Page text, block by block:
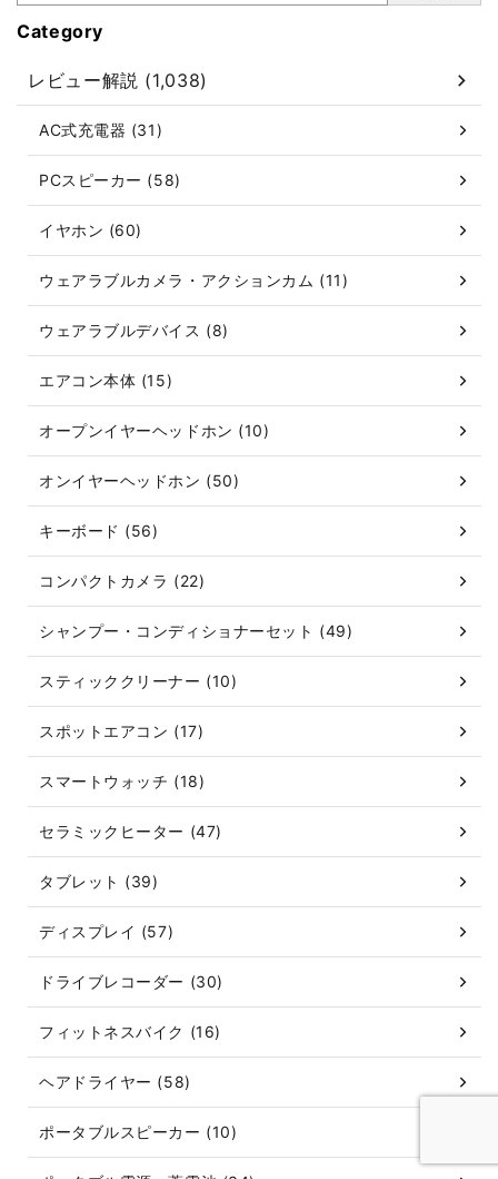
Category
レビュー解説 (1,038)
AC式充電器 (31)
PCスピーカー (58)
イヤホン (60)
ウェアラブルカメラ・アクションカム (11)
ウェアラブルデバイス (8)
エアコン本体 (15)
オープンイヤーヘッドホン (10)
オンイヤーヘッドホン (50)
キーボード (56)
コンパクトカメラ (22)
シャンプー・コンディショナーセット (49)
スティッククリーナー (10)
スポットエアコン (17)
スマートウォッチ (18)
セラミックヒーター (47)
タブレット (39)
ディスプレイ (57)
ドライブレコーダー (30)
フィットネスバイク (16)
ヘアドライヤー (58)
ポータブルスピーカー (10)